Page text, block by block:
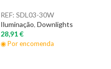
REF: SDL03-30W
Iluminação, Downlights
28,91€
◉ Por encomenda